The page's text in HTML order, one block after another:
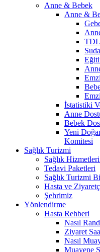
Anne & Bebek
Anne &
İstatistiki
Anne
Bebek
Yeni
Komitesi
Sağlık Turizmi
Sağlık
Tedavi Paketleri
Sağlık Turizmi
Hasta ve
Şehrimiz
Yönlendirme
Hasta Rehberi
Nasıl
Ziyaret
Nasıl
Muayene